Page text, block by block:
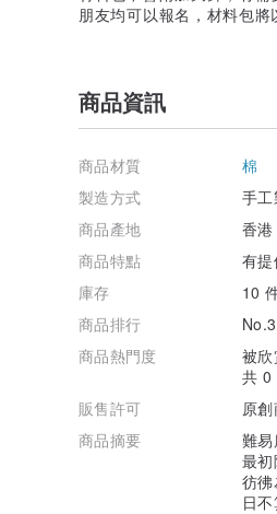
朋友均可以報名，材料包將
商品資訊
商品材質
棉
製造方式
手工
商品產地
香港
商品特點
有提
庫存
10
商品排行
商品熱門度
被
共 0
販售許可
原
商品摘要
難
最
彷
日